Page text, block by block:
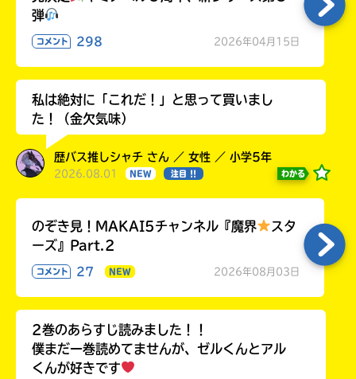
弾
コメント 298 2026年04月15日
私は絶対に「これだ！」と思って買いまし
た！（金欠気味）
歴バス推しシャチ さん ／ 女性 ／ 小学5年
2026.08.01 NEW 注目 !! わかる
のぞき見！MAKAI5チャンネル『魔界
スタ
ーズ』Part.2
コメント 27 NEW 2026年08月03日
2巻のあらすじ読みました！！
僕まだ一巻読めてませんが、ゼルくんとアル
くんが好きです